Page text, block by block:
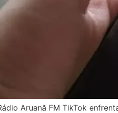
Aruanã FM TikTok